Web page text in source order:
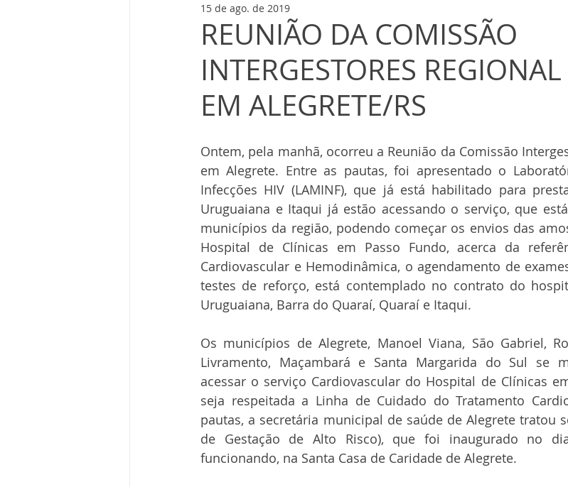
REUNIÃO DA COMISSÃO
INTERGESTORES
EM ALEGRETE/RS
15 de ago. de 2019
Ontem, pela manhã, ocorreu a Reunião da Comissão
em Alegrete. Entre as pautas, foi apresentado o
Infecções HIV (LAMINF), que já está habilitado para
Uruguaiana e Itaqui já estão acessando o serviço, que
municípios da região, podendo começar os envios das
Hospital de Clínicas em Passo Fundo, acerca da
Cardiovascular e Hemodinâmica, o agendamento de
testes de reforço, está contemplado no contrato do
Uruguaiana, Barra do Quaraí, Quaraí e Itaqui.
Os municípios de Alegrete, Manoel Viana, São Gabriel,
Livramento, Maçambará e Santa Margarida do Sul se
acessar o serviço Cardiovascular do Hospital de Clínicas
seja respeitada a Linha de Cuidado do Tratamento
pautas, a secretária municipal de saúde de Alegrete tratou
de Gestação de Alto Risco), que foi inaugurado no
funcionando, na Santa Casa de Caridade de Alegrete.